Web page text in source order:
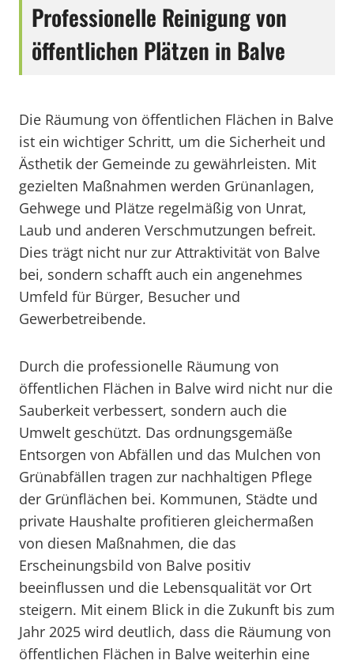
Professionelle Reinigung von
öffentlichen Plätzen in Balve
Die Räumung von öffentlichen Flächen in Balve
ist ein wichtiger Schritt, um die Sicherheit und
Ästhetik der Gemeinde zu gewährleisten. Mit
gezielten Maßnahmen werden Grünanlagen,
Gehwege und Plätze regelmäßig von Unrat,
Laub und anderen Verschmutzungen befreit.
Dies trägt nicht nur zur Attraktivität von Balve
bei, sondern schafft auch ein angenehmes
Umfeld für Bürger, Besucher und
Gewerbetreibende.
Durch die professionelle Räumung von
öffentlichen Flächen in Balve wird nicht nur die
Sauberkeit verbessert, sondern auch die
Umwelt geschützt. Das ordnungsgemäße
Entsorgen von Abfällen und das Mulchen von
Grünabfällen tragen zur nachhaltigen Pflege
der Grünflächen bei. Kommunen, Städte und
private Haushalte profitieren gleichermaßen
von diesen Maßnahmen, die das
Erscheinungsbild von Balve positiv
beeinflussen und die Lebensqualität vor Ort
steigern. Mit einem Blick in die Zukunft bis zum
Jahr 2025 wird deutlich, dass die Räumung von
öffentlichen Flächen in Balve weiterhin eine